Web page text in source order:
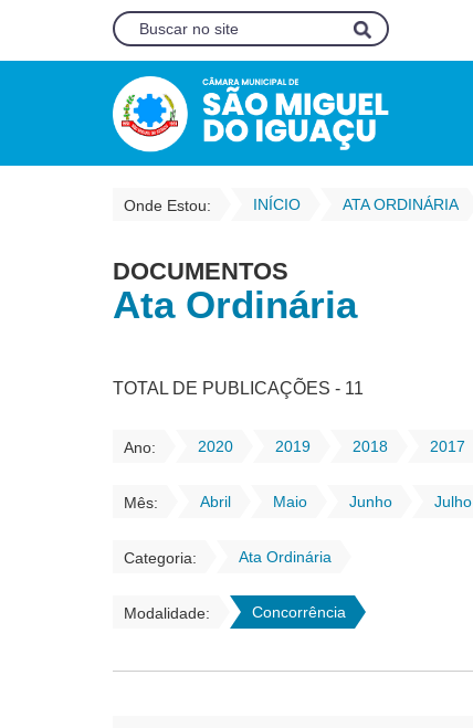
Onde Estou: INÍCIO ATA ORDINÁRIA
DOCUMENTOS
Ata Ordinária
TOTAL DE PUBLICAÇÕES - 11
Ano: 2020 2019 2018 2017
Mês: Abril Maio Junho Julho
Categoria: Ata Ordinária
Modalidade: Concorrência